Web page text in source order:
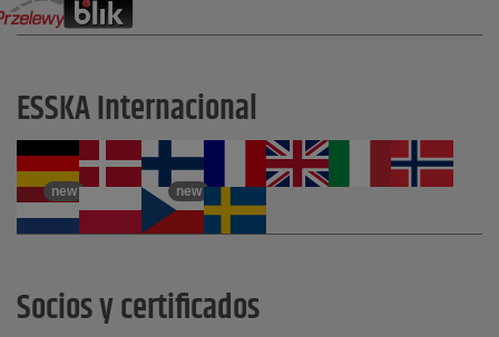
ESSKA Internacional
new new
Socios y certificados